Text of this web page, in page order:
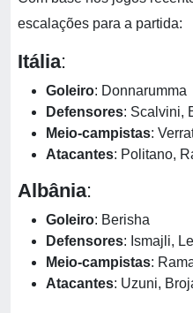
escalações para a partida:
Itália:
Goleiro: Donnarumma
Defensores: Scalvini,
Meio-campistas:
Atacantes: Politano,
Albânia:
Goleiro: Berisha
Defensores: Ismajli,
Meio-campistas:
Atacantes: Uzuni,